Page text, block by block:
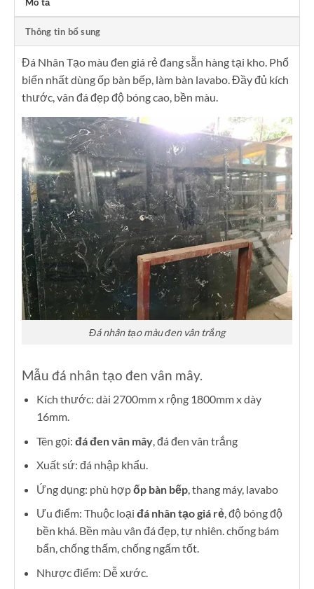
Thông tin bổ sung
Đá Nhân Tạo màu đen giá rẻ đang sẵn hàng tại kho. Phổ
biến nhất dùng ốp bàn bếp, làm bàn lavabo. Đầy đủ kích
thước, vân đá đẹp độ bóng cao, bền màu.
Đá nhân tạo màu đen vân trắng
Mẫu đá nhân tạo đen vân mây.
Kích thước: dài 2700mm x rộng 1800mm x dày
16mm.
Tên gọi: đá đen vân mây, đá đen vân trắng
Xuất sứ: đá nhập khẩu.
Ứng dụng: phù hợpốp bàn bếp, thang máy, lavabo
Ưu điểm: Thuộc loại đá nhân tạo giá rẻ, độ bóng độ
bền khá. Bền màu vân đá đẹp, tự nhiên. chống bám
bẩn, chống thấm, chống ngấm tốt.
Nhược điểm: Dễ xước.